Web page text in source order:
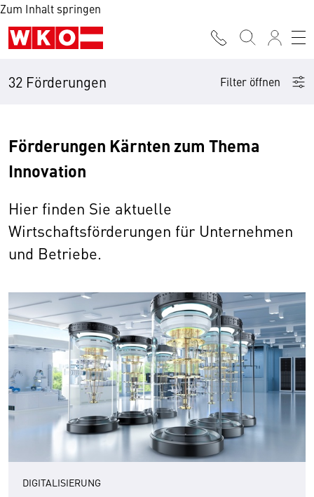
Zum Inhalt springen
32 Förderungen Filter öffnen
Förderungen Kärnten zum Thema
Innovation
Hier finden Sie aktuelle
Wirtschaftsförderungen für Unternehmen
und Betriebe.
DIGITALISIERUNG